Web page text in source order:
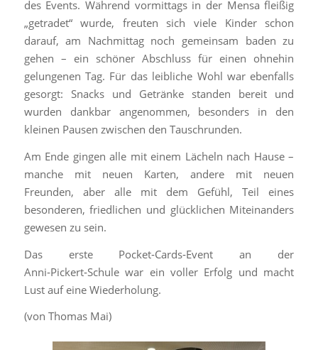
des Events. Während vormittags in der Mensa fleißig
„getradet“ wurde, freuten sich viele Kinder schon
darauf, am Nachmittag noch gemeinsam baden zu
gehen – ein schöner Abschluss für einen ohnehin
gelungenen Tag. Für das leibliche Wohl war ebenfalls
gesorgt: Snacks und Getränke standen bereit und
wurden dankbar angenommen, besonders in den
kleinen Pausen zwischen den Tauschrunden.
Am Ende gingen alle mit einem Lächeln nach Hause –
manche mit neuen Karten, andere mit neuen
Freunden, aber alle mit dem Gefühl, Teil eines
besonderen, friedlichen und glücklichen Miteinanders
gewesen zu sein.
Das erste Pocket‑Cards‑Event an der
Anni‑Pickert‑Schule war ein voller Erfolg und macht
Lust auf eine Wiederholung.
(von Thomas Mai)